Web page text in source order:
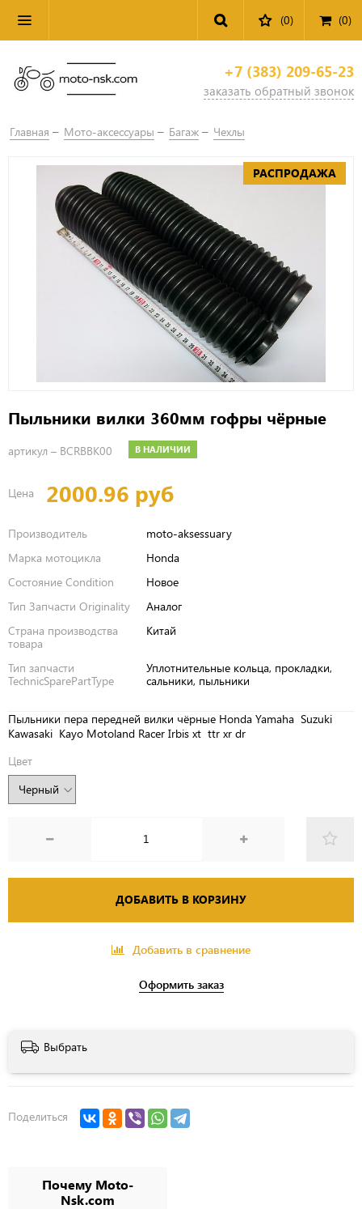
(0) (0)
+7 (383) 209-65-23
заказать обратный звонок
Главная Мото-аксессуары Багаж Чехлы
РАСПРОДАЖА
Пыльники вилки 360мм гофры чёрные
артикул – BCRBBK00 В НАЛИЧИИ
Цена 2000.96 руб
Производитель
moto-aksessuary
Марка мотоцикла
Honda
Состояние Condition
Новое
Тип Запчасти Originality
Аналог
Страна производства
товара
Китай
Тип запчасти
TechnicSparePartType
Уплотнительные кольца, прокладки,
сальники, пыльники
Пыльники пера передней вилки чёрные Honda Yamaha Suzuki
Kawasaki Kayo Motoland Racer Irbis xt ttr xr dr
Цвет
ДОБАВИТЬ В КОРЗИНУ
Добавить в сравнение
Оформить заказ
Выбрать
Поделиться
Почему Moto-
Nsk.com